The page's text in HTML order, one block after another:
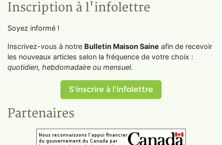
Inscription à l'infolettre
Soyez informé !
Inscrivez-vous à notre Bulletin Maison Saine afin de recevoir
les nouveaux articles selon la fréquence de votre choix :
quotidien, hebdomadaire ou mensuel.
S'inscrire à l'infolettre
Partenaires